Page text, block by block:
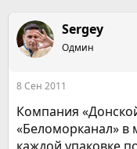
о
р
м
ы
а
н
а
Sergey
Одмин
8 Сен 2011
Компания
«Беломорканал» в